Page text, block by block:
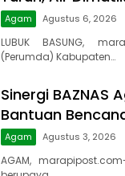
Agam Agustus 6, 2026
LUBUK BASUNG,
(Perumda) Kabupaten…
Sinergi BAZNAS
Bantuan
Agam Agustus 3, 2026
AGAM,